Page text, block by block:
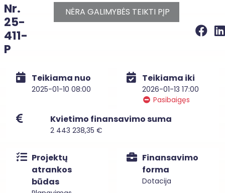
Nr.
25-
411-
P
NĖRA GALIMYBĖS TEIKTI PĮP
Teikiama nuo
2025-01-10 08:00
Teikiama iki
2026-01-13 17:00
Pasibaigęs
Kvietimo finansavimo suma
2 443 238,35 €
Projektų
atrankos
būdas
Finansavimo
forma
Dotacija